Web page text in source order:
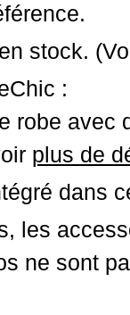
stock.
:
robe
plus de
dans
les
ne sont